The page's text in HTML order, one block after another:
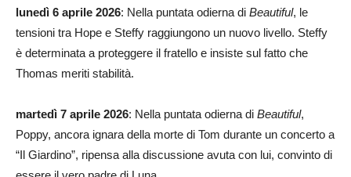
lunedì 6 aprile 2026: Nella puntata odierna di Beautiful, le
tensioni tra Hope e Steffy raggiungono un nuovo livello. Steffy
è determinata a proteggere il fratello e insiste sul fatto che
Thomas meriti stabilità.
martedì 7 aprile 2026: Nella puntata odierna di Beautiful,
Poppy, ancora ignara della morte di Tom durante un concerto a
“Il Giardino”, ripensa alla discussione avuta con lui, convinto di